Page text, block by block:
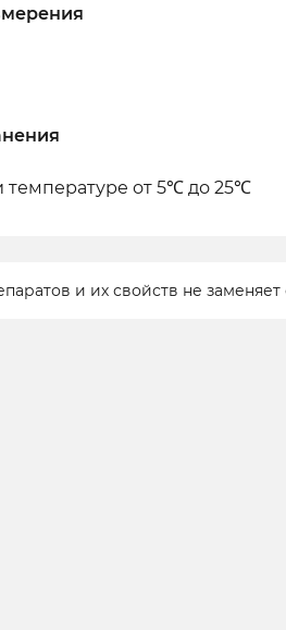
температуре от 5℃ до 25℃
и их свойств не